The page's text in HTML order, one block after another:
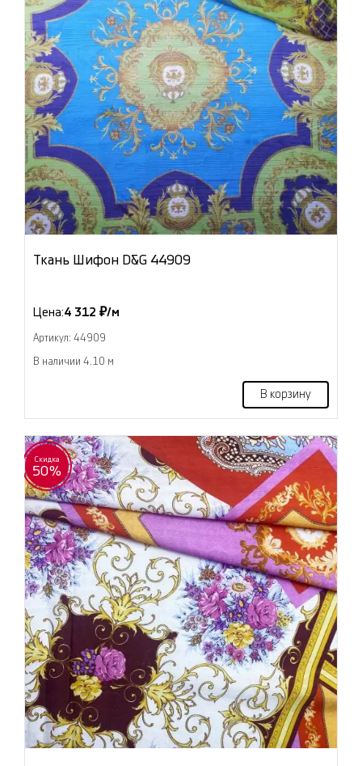
Ткань Шифон D&G 44909
Цена:4 312 ₽/м
Артикул: 44909
В наличии 4.10 м
В корзину
Скидка
50%